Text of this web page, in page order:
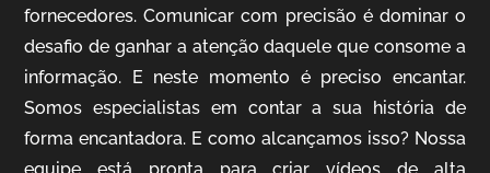
IQVIA
Cobertura de Eventos
fornecedores. Comunicar com precisão é dominar o
desafio de ganhar a atenção daquele que consome a
informação. E neste momento é preciso encantar.
Somos especialistas em contar a sua história de
forma encantadora. E como alcançamos isso? Nossa
equipe está pronta para criar vídeos de alta